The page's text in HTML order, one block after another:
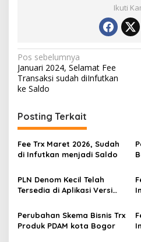
Ikuti
Navigasi
pos
Pos sebelumnya
Januari 2024, Selamat Fee
Transaksi sudah diInfutkan
ke Saldo
Posting Terkait
Fee Trx Maret 2026, Sudah
di Infutkan menjadi Saldo
PLN Denom Kecil Telah
Tersedia di Aplikasi Versi
Perubahan Skema Bisnis Trx
Produk PDAM kota Bogor